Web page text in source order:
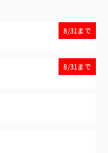
8/31まで
8/31まで